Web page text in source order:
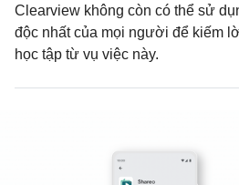
Clearview không còn có thể sử
độc nhất của mọi người để kiếm
học tập từ vụ việc này.